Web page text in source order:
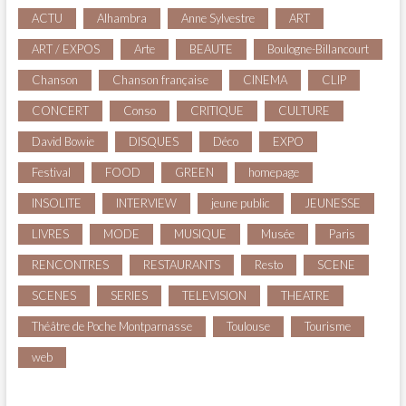
ACTU Alhambra Anne Sylvestre ART
ART / EXPOS Arte BEAUTE Boulogne-Billancourt
Chanson Chanson française CINEMA CLIP
CONCERT Conso CRITIQUE CULTURE
David Bowie DISQUES Déco EXPO
Festival FOOD GREEN homepage
INSOLITE INTERVIEW jeune public JEUNESSE
LIVRES MODE MUSIQUE Musée Paris
RENCONTRES RESTAURANTS Resto SCENE
SCENES SERIES TELEVISION THEATRE
Théâtre de Poche Montparnasse Toulouse Tourisme
web